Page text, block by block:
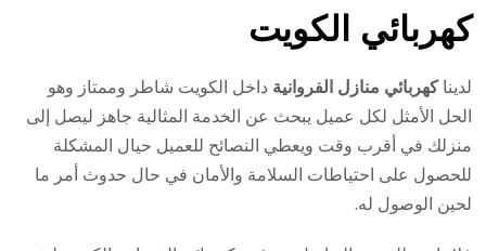
كهربائي الكويت
لديناكهربائي منازل الفروانية داخل الكويت شاطر وممتاز وهو
الحل الأمثل لكل عميل يبحث عن الخدمة المثالية جاهز ليصل إلى
منزلك في أقرب وقت ويعطي النصائح للعميل حيال المشكلة
للحصول على احتياطات السلامة والأمان في حال حدوث أمر ما
لحين الوصول له.